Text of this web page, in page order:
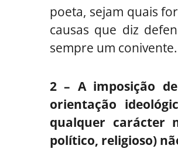
poeta, sejam quais
causas que diz
sempre um conivente.
2 – A imposição
orientação
qualquer carácter
político, religioso)